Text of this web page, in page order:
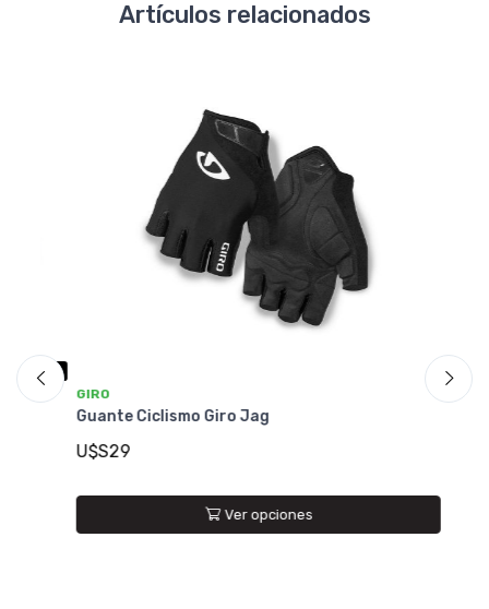
Artículos relacionados
GIRO
Guante Ciclismo Giro Jag
U$S29
Ver opciones